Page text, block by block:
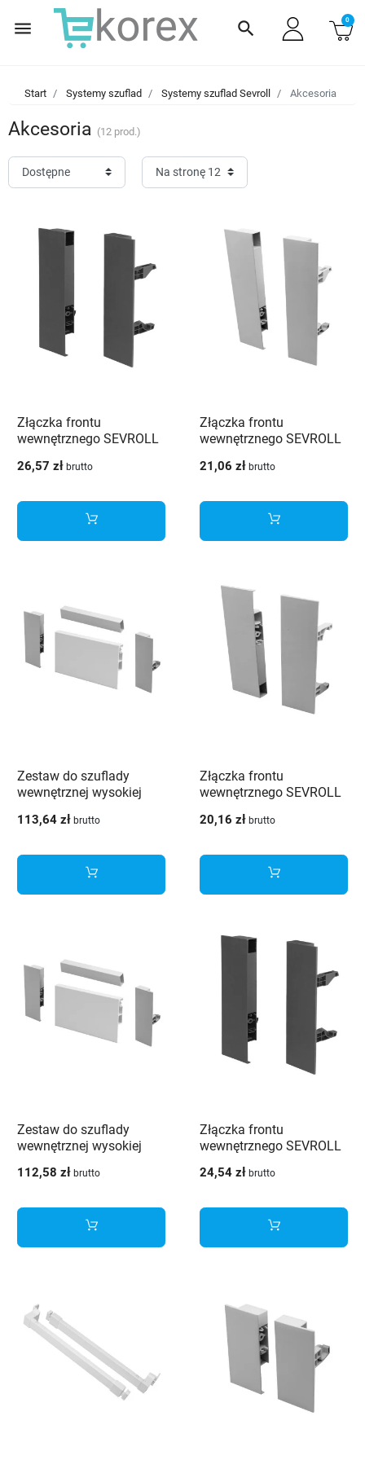
menu search 0
Start Systemy szuflad Systemy szuflad Sevroll Akcesoria
Akcesoria (12 prod.)
Złączka frontu
wewnętrznego SEVROLL
H238 grafit
26,57 zł brutto
Złączka frontu
wewnętrznego SEVROLL
H210 biała
21,06 zł brutto
Zestaw do szuflady
wewnętrznej wysokiej
3D SLIM biały
113,64 zł brutto
Złączka frontu
wewnętrznego SEVROLL
H178 biała
20,16 zł brutto
Zestaw do szuflady
wewnętrznej wysokiej
3D SLIM biały
112,58 zł brutto
Złączka frontu
wewnętrznego SEVROLL
H178 grafit
24,54 zł brutto